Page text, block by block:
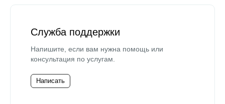
Служба поддержки
Напишите, если вам нужна помощь или
консультация по услугам.
Написать